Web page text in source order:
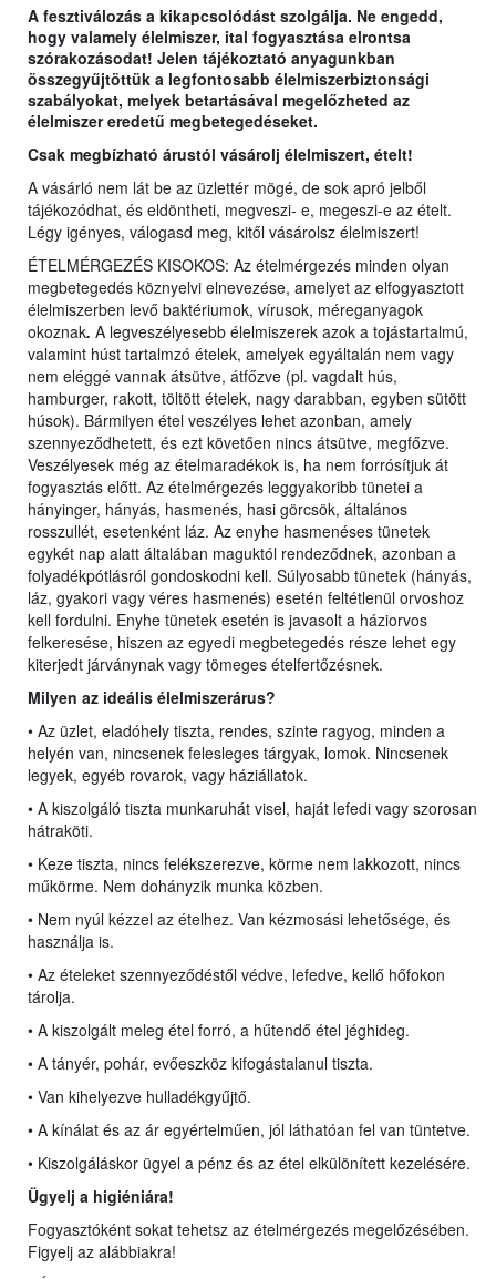
A fesztiválozás a kikapcsolódást szolgálja. Ne engedd,
hogy valamely élelmiszer, ital fogyasztása elrontsa
szórakozásodat! Jelen tájékoztató anyagunkban
összegyűjtöttük a legfontosabb élelmiszerbiztonsági
szabályokat, melyek betartásával megelőzheted az
élelmiszer eredetű megbetegedéseket.
Csak megbízható árustól vásárolj élelmiszert, ételt!
A vásárló nem lát be az üzlettér mögé, de sok apró jelből
tájékozódhat, és eldöntheti, megveszi- e, megeszi-e az ételt.
Légy igényes, válogasd meg, kitől vásárolsz élelmiszert!
ÉTELMÉRGEZÉS KISOKOS: Az ételmérgezés minden olyan
megbetegedés köznyelvi elnevezése, amelyet az elfogyasztott
élelmiszerben levő baktériumok, vírusok, méreganyagok
okoznak. A legveszélyesebb élelmiszerek azok a tojástartalmú,
valamint húst tartalmzó ételek, amelyek egyáltalán nem vagy
nem eléggé vannak átsütve, átfőzve (pl. vagdalt hús,
hamburger, rakott, töltött ételek, nagy darabban, egyben sütött
húsok). Bármilyen étel veszélyes lehet azonban, amely
szennyeződhetett, és ezt követően nincs átsütve, megfőzve.
Veszélyesek még az ételmaradékok is, ha nem forrósítjuk át
fogyasztás előtt. Az ételmérgezés leggyakoribb tünetei a
hányinger, hányás, hasmenés, hasi görcsök, általános
rosszullét, esetenként láz. Az enyhe hasmenéses tünetek
egykét nap alatt általában maguktól rendeződnek, azonban a
folyadékpótlásról gondoskodni kell. Súlyosabb tünetek (hányás,
láz, gyakori vagy véres hasmenés) esetén feltétlenül orvoshoz
kell fordulni. Enyhe tünetek esetén is javasolt a háziorvos
felkeresése, hiszen az egyedi megbetegedés része lehet egy
kiterjedt járványnak vagy tömeges ételfertőzésnek.
Milyen az ideális élelmiszerárus?
• Az üzlet, eladóhely tiszta, rendes, szinte ragyog, minden a
helyén van, nincsenek felesleges tárgyak, lomok. Nincsenek
legyek, egyéb rovarok, vagy háziállatok.
• A kiszolgáló tiszta munkaruhát visel, haját lefedi vagy szorosan
hátraköti.
• Keze tiszta, nincs felékszerezve, körme nem lakkozott, nincs
műkörme. Nem dohányzik munka közben.
• Nem nyúl kézzel az ételhez. Van kézmosási lehetősége, és
használja is.
• Az ételeket szennyeződéstől védve, lefedve, kellő hőfokon
tárolja.
• A kiszolgált meleg étel forró, a hűtendő étel jéghideg.
• A tányér, pohár, evőeszköz kifogástalanul tiszta.
• Van kihelyezve hulladékgyűjtő.
• A kínálat és az ár egyértelműen, jól láthatóan fel van tüntetve.
• Kiszolgáláskor ügyel a pénz és az étel elkülönített kezelésére.
Ügyelj a higiéniára!
Fogyasztóként sokat tehetsz az ételmérgezés megelőzésében.
Figyelj az alábbiakra!